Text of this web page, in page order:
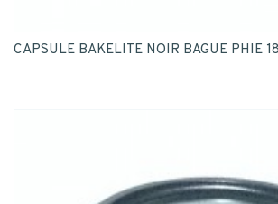
CAPSULE BAKELITE NOIR BAGUE PHIE